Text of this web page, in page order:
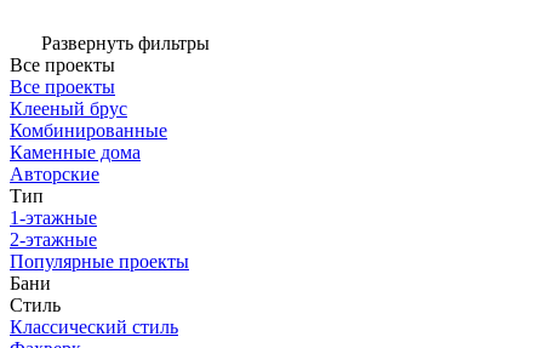
Развернуть фильтры
Все проекты
Все проекты
Клееный брус
Комбинированные
Каменные дома
Авторские
Тип
1-этажные
2-этажные
Популярные проекты
Бани
Стиль
Классический стиль